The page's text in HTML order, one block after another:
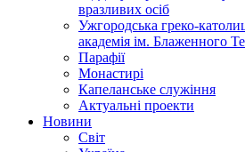
вразливих осіб
Ужгородська греко-
академія ім. Блаженного
Парафії
Монастирі
Капеланське служіння
Актуальні проекти
Новини
Світ